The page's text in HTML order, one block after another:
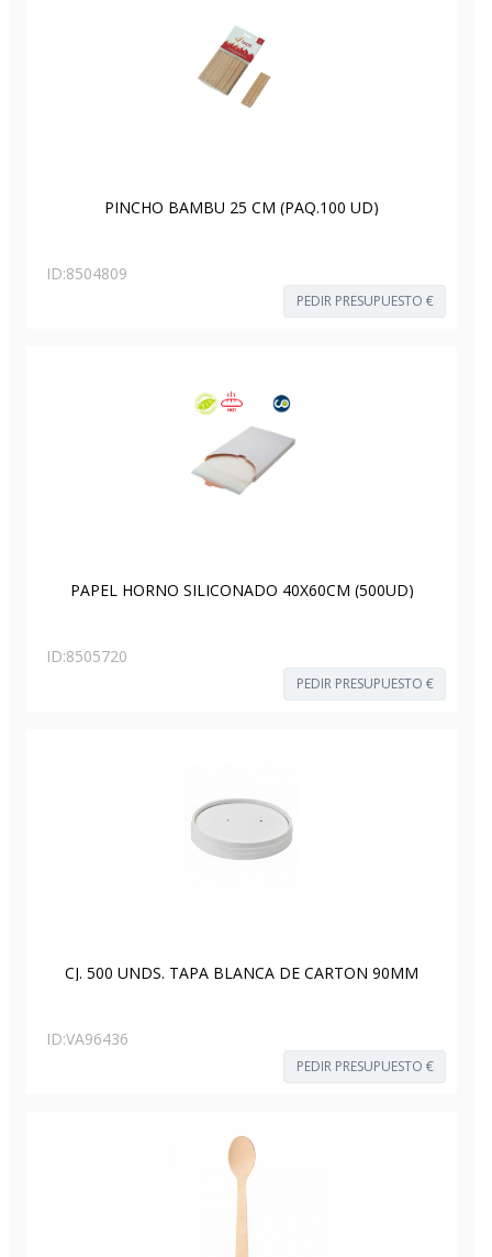
PINCHO BAMBU 25 CM (PAQ.100 UD)
ID:8504809
PEDIR PRESUPUESTO €
PAPEL HORNO SILICONADO 40X60CM (500UD)
ID:8505720
PEDIR PRESUPUESTO €
CJ. 500 UNDS. TAPA BLANCA DE CARTON 90MM
ID:VA96436
PEDIR PRESUPUESTO €